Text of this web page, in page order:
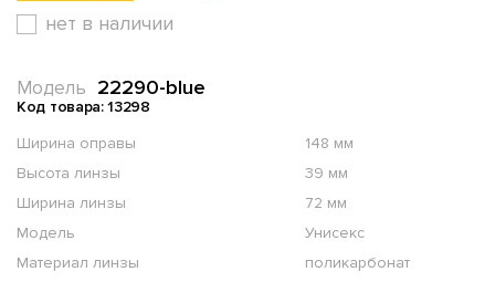
нет в наличии
22290-blue
Модель
Код товара: 13298
Ширина оправы
148 мм
Высота линзы
39 мм
Ширина линзы
72 мм
Модель
Унисекс
Материал линзы
поликарбонат